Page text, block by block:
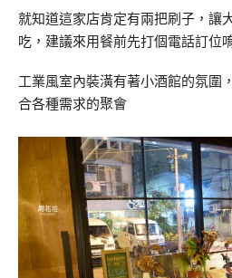
就知道這家店肯定有兩把刷子，讓
吃，建議來用餐前先打個電話訂位
工業風室內裝潢有著小酒館的氛圍
合各種需求的聚會